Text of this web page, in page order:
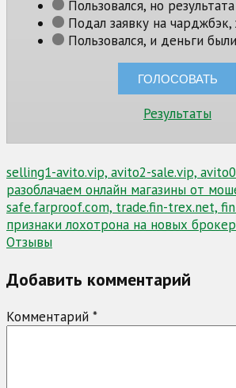
Пользовался, но
Подал заявку на
Пользовался, и деньги
Результаты
Навигация
по
записям
selling1-avito.vip, avito2-sale.vip,
разоблачаем онлайн магазины от
safe.farproof.com, trade.fin-trex.net,
признаки лохотрона на новых
Отзывы
Добавить комментарий
Комментарий *